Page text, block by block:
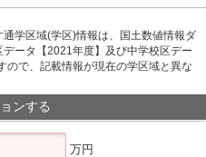
学区域(学区)情報は、国土数値情報ダ
ータ【2021年度】及び中学校区デー
ので、記載情報が現在の学区域と異な
ンする
万円